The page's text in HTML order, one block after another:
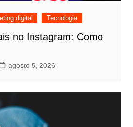
digital Tecnologia
no Instagram: Como
agosto 5, 2026